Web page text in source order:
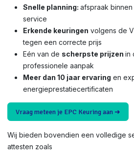
Snelle planning: afspraak
service
Erkende keuringen volgens de
tegen een correcte prijs
Eén van de scherpste prijzen in
professionele aanpak
Meer dan 10 jaar ervaring en
energieprestatiecertificaten
Vraag meteen je EPC Keuring aan ➜
Wij bieden bovendien een volledige
attesten zoals